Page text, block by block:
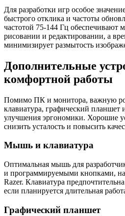
Для разработки игр особое
быстрого отклика и частоты
частотой 75-144 Гц обеспечивают
рисовании и редактировании, а
минимизирует размытость
Дополнительные
комфортной работы
Помимо ПК и монитора, важную
клавиатура, графический планшет
улучшения эргономики. Хорошие
снизить усталость и повысить
Мышь и клавиатура
Оптимальная мышь для
и программируемыми кнопками,
Razer. Клавиатура
если планируется длительная
Графический планшет